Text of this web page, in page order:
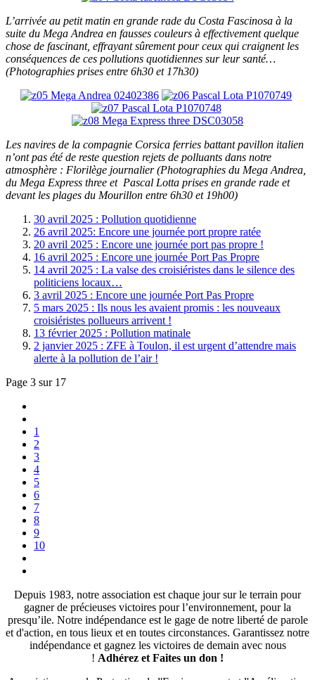
L’arrivée au petit matin en grande rade du Costa Fascinosa à la
suite du Mega Andrea en fausses couleurs à effectivement quelque
chose de fascinant, effrayant sûrement pour ceux qui craignent les
conséquences de ces pollutions quotidiennes sur leur santé…
(Photographies prises entre 6h30 et 17h30)
Les navires de la compagnie Corsica ferries battant pavillon italien
n’ont pas été de reste question rejets de polluants dans notre
atmosphère : Florilège journalier (Photographies du Mega Andrea,
du Mega Express three et Pascal Lotta prises en grande rade et
devant les plages du Mourillon entre 6h30 et 19h00)
30 avril 2025 : Pollution quotidienne
26 avril 2025: Encore une journée port propre ratée
20 avril 2025 : Encore une journée port pas propre !
16 avril 2025 : Encore une journée Port Pas Propre
14 avril 2025 : La valse des croisiéristes dans le silence des
politiciens locaux…
3 avril 2025 : Encore une journée Port Pas Propre
5 mars 2025 : Ils nous les avaient promis : les nouveaux
croisiéristes pollueurs arrivent !
13 février 2025 : Pollution matinale
2 janvier 2025 : ZFE à Toulon, il est urgent d’attendre mais
alerte à la pollution de l’air !
Page 3 sur 17
1
2
3
4
5
6
7
8
9
10
Depuis 1983, notre association est chaque jour sur le terrain pour
gagner de précieuses victoires pour l’environnement, pour la
presqu’ile. Notre indépendance est le gage de notre liberté de parole
et d'action, en tous lieux et en toutes circonstances. Garantissez notre
indépendance et gagnez les victoires de demain avec nous
! Adhérez et Faites un don !